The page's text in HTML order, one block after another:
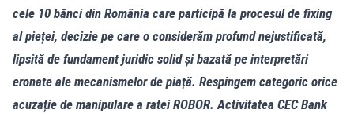
cele 10 bănci din România care participă la procesul de fixing
al pieței, decizie pe care o considerăm profund nejustificată,
lipsită de fundament juridic solid și bazată pe interpretări
eronate ale mecanismelor de piață. Respingem categoric orice
acuzație de manipulare a ratei ROBOR. Activitatea CEC Bank